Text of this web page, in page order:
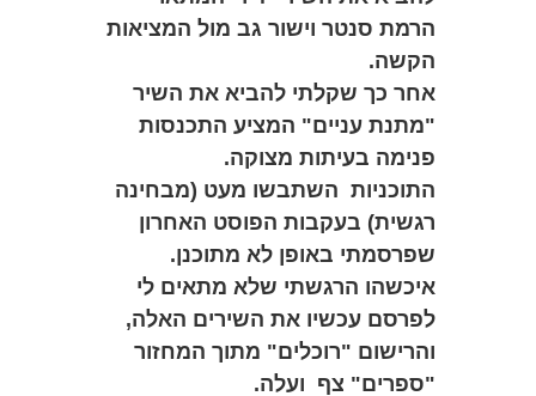
הרמת סנטר וישור גב מול המציאות
הקשה.
אחר כך שקלתי להביא את השיר
"מתנת עניים" המציע התכנסות
פנימה בעיתות מצוקה.
התוכניות השתבשו מעט (מבחינה
רגשית) בעקבות הפוסט האחרון
שפרסמתי באופן לא מתוכנן.
איכשהו הרגשתי שלא מתאים לי
לפרסם עכשיו את השירים האלה,
והרישום "רוכלים" מתוך המחזור
"ספרים" צף ועלה.